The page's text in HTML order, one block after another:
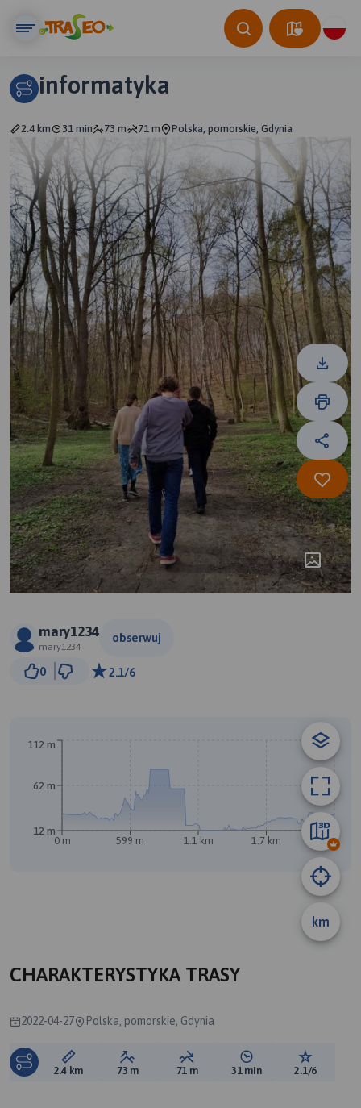
informatyka
2.4 km 31 min 73 m 71 m Polska, pomorskie, Gdynia
mary1234
mary1234
obserwuj
0 2.1/6
km
0 m 599 m 1.1 km 1.7 km 2.3 km
12 m
62 m
112 m
CHARAKTERYSTYKA TRASY
2022-04-27 Polska, pomorskie, Gdynia
Długość trasy:
2.4 km Suma przewyższeń:
73 m Suma spadków:
71 m Średni czas potrzebny
31 min Ocena
2.1/6